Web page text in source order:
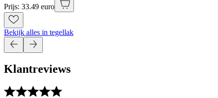
Prijs: 33.49 euro
Bekijk alles in tegellak
Klantreviews